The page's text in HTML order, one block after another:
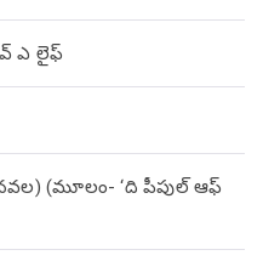
ఎ లైఫ్
(మూలం- ‘ది పీపుల్ ఆఫ్